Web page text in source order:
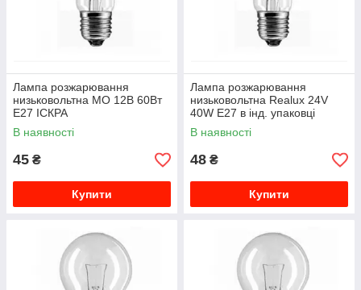
Лампа розжарювання
низьковольтна МО 12В 60Вт
Е27 ІСКРА
В наявності
45 ₴
Купити
Лампа розжарювання
низьковольтна Realux 24V
40W Е27 в інд. упаковці
В наявності
48 ₴
Купити